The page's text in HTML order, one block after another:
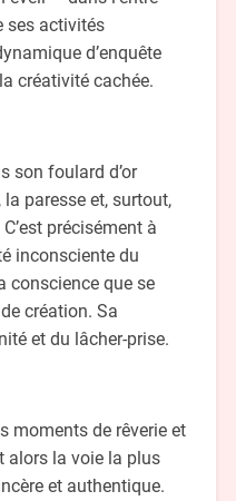
ses activités
d’enquête
créativité cachée.
son foulard d’or
paresse et, surtout,
précisément à
inconsciente du
conscience que se
création. Sa
et du lâcher-prise.
moments de rêverie et
alors la voie la plus
et authentique.